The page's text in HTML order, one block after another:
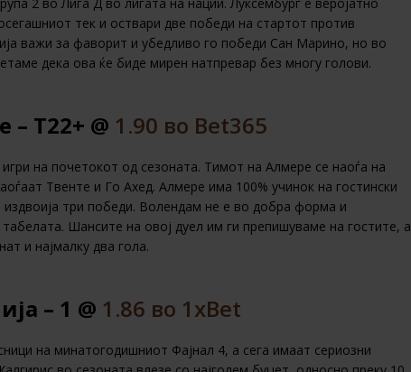
тек и оствари две победи на стартот против
важи за фаворит и убедливо го победи Сан Марино, но во
дека ова ќе биде мирен натпревар без многу голови.
Т22+ @ 1.90 во Bet365
на почетокот од сезоната. Тимот на Алмере се наоѓа на
Твенте и Го Ахед. Алмере има 100% учинок на гостински
три победи. Волендам не е во добра форма и
Шансите на овој дуел им ги препишуваме на гостите, а
и најмалку два гола.
– 1 @ 1.86 во 1xBet
на минатогодишниот Фајнал 4, а сега имаат сериозни